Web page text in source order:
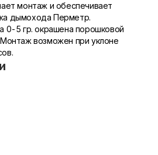
монтаж и обеспечивает
дымохода Перметр.
0-5 гр. окрашена порошковой
возможен при уклоне